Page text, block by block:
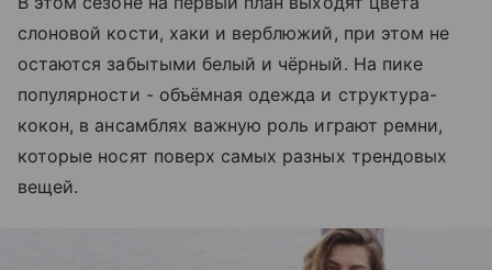
слоновой кости, хаки и верблюжий, при этом не
остаются забытыми белый и чёрный. На пике
популярности - объёмная одежда и структура-
кокон, в ансамблях важную роль играют ремни,
которые носят поверх самых разных трендовых
вещей.